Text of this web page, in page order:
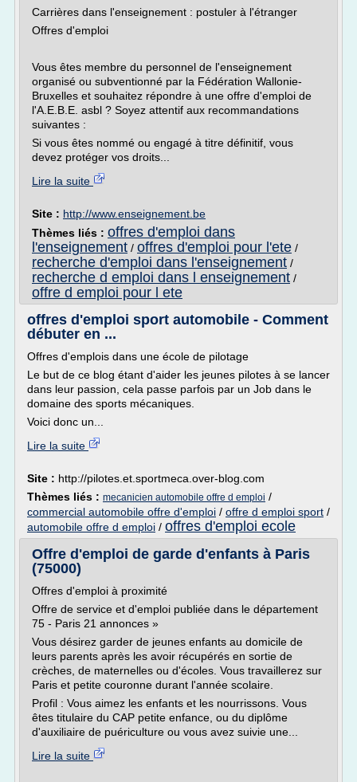
Carrières dans l'enseignement : postuler à l'étranger
Offres d'emploi
Vous êtes membre du personnel de l'enseignement
organisé ou subventionné par la Fédération Wallonie-
Bruxelles et souhaitez répondre à une offre d'emploi de
l'A.E.B.E. asbl ? Soyez attentif aux recommandations
suivantes :
Si vous êtes nommé ou engagé à titre définitif, vous
devez protéger vos droits...
Lire la suite
Site : http://www.enseignement.be
Thèmes liés : offres d'emploi dans
l'enseignement / offres d'emploi pour l'ete /
recherche d'emploi dans l'enseignement /
recherche d emploi dans l enseignement /
offre d emploi pour l ete
offres d'emploi sport automobile - Comment
débuter en ...
Offres d'emplois dans une école de pilotage
Le but de ce blog étant d'aider les jeunes pilotes à se lancer
dans leur passion, cela passe parfois par un Job dans le
domaine des sports mécaniques.
Voici donc un...
Lire la suite
Site : http://pilotes.et.sportmeca.over-blog.com
Thèmes liés : mecanicien automobile offre d emploi /
commercial automobile offre d'emploi / offre d emploi sport /
automobile offre d emploi / offres d'emploi ecole
Offre d'emploi de garde d'enfants à Paris
(75000)
Offres d'emploi à proximité
Offre de service et d'emploi publiée dans le département
75 - Paris 21 annonces »
Vous désirez garder de jeunes enfants au domicile de
leurs parents après les avoir récupérés en sortie de
crèches, de maternelles ou d'écoles. Vous travaillerez sur
Paris et petite couronne durant l'année scolaire.
Profil : Vous aimez les enfants et les nourrissons. Vous
êtes titulaire du CAP petite enfance, ou du diplôme
d'auxiliaire de puériculture ou vous avez suivie une...
Lire la suite